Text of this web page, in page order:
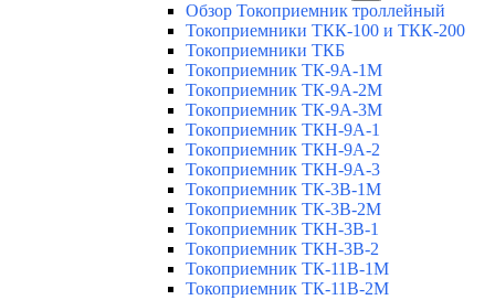
Обзор Токоприемник троллейный
Токоприемники ТКК-100 и ТКК-200
Токоприемники ТКБ
Токоприемник ТК-9А-1М
Токоприемник ТК-9А-2М
Токоприемник ТК-9А-3М
Токоприемник ТКН-9А-1
Токоприемник ТКН-9А-2
Токоприемник ТКН-9А-3
Токоприемник ТК-3В-1М
Токоприемник ТК-3В-2М
Токоприемник ТКН-3В-1
Токоприемник ТКН-3В-2
Токоприемник ТК-11В-1М
Токоприемник ТК-11В-2М